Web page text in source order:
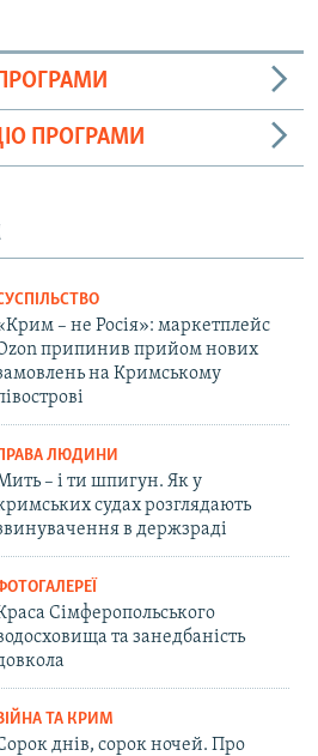
ПРОГРАМИ
– не Росія»: маркетплейс
припинив прийом нових
на Кримському
ПРАВА ЛЮДИНИ
– і ти шпигун. Як у
судах розглядають
в держзраді
Сімферопольського
та занедбаність
ТА КРИМ
днів, сорок ночей. Про